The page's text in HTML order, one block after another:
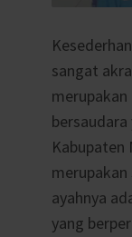
sangat
Kabupaten
ayahnya
yang